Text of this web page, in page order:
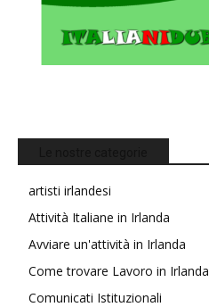
artisti irlandesi
Attività Italiane in Irlanda
Avviare un'attività in Irlanda
Come trovare Lavoro in Irlanda
Comunicati Istituzionali